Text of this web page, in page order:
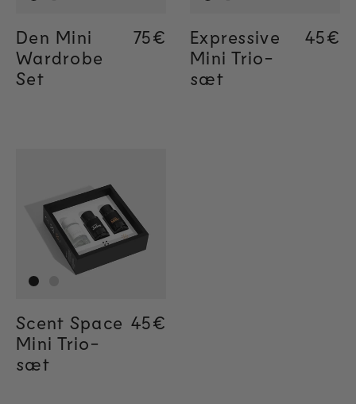
Den Mini
Wardrobe
Set
Regular price
75€
Expressive
Mini Trio-
sæt
45€
Scent Space
Mini Trio-
sæt
Regular price
45€